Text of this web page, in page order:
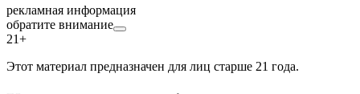
рекламная информация
обратите внимание
21+
Этот материал предназначен для лиц старше 21 года.